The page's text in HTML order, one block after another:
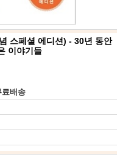
스페셜 에디션) - 30년 동안
이야기들
료배송